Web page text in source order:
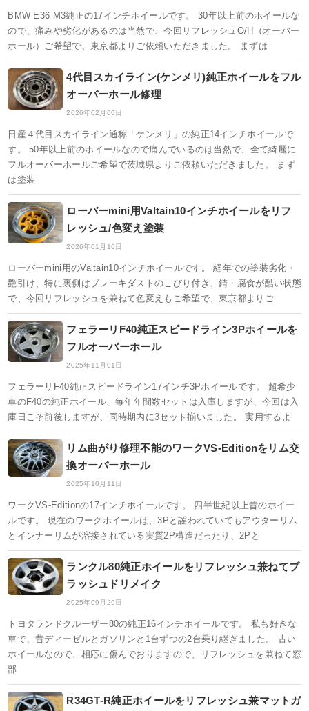
BMW E36 M3純正の17インチホイールです。 30年以上前のホイールな
ので、痛みや劣化があるのは当然で、今回リフレッシュO/H（オーバー
ホール）ご希望で、東京都よりご依頼いただきました。 まずは
4代目スカイライン(ケンメリ)純正ホイールをフル
オーバーホール修理
2026年02月06日
日産４代目スカイライン通称「ケンメリ」の純正14インチホイールで
す。 50年以上前のホイールなので痛んでいるのは当然で、全て綺麗に
フルオーバーホールご希望で茨城県よりご依頼いただきました。 まず
は塗装
ローバーmini用Valtain10インチホイールをリフ
レッシュ/色変え塗装
2026年01月10日
ローバーmini用のValtain10インチホイールです。 経年での塗装劣化・
艶引け、特に裏側はブレーキダストのこびり付き、錆・腐食が酷い状態
で、今回リフレッシュを兼ねて色変えもご希望で、東京都よりご
フェラーリF40純正スピードライン3Pホイールを
フルオーバーホール
2025年11月01日
フェラーリF40純正スピードライン17インチ3Pホイールです。 超希少
車のF40の純正ホイール、毎年年間数セットは入庫しますが、今回は入
庫日こそ前後しますが、同時期内に3セット揃いました。 実用するよ
リム曲がり修理不能のワークVS-Editionをリム交
換オーバーホール
2025年10月11日
ワークVS-Editionの17インチホイールです。 四半世紀以上昔のホイー
ルです。 現在のワークホイールは、3Pと謡われていてもアウターリム
とインナーリムが溶接されている実質2P構造だったり、2Pと
ランクル80純正ホイールをリフレッシュ兼ねてブ
ラッシュドリメイク
2025年09月29日
トヨタランドクルーザー80の純正16インチホイールです。 私も好きな
車で、昔ディーゼルとガソリンと1台ずつの2台乗り継ぎました。 古い
ホイールなので、相応に傷んでおりますので、リフレッシュを兼ねて窓
部
R34GT-R純正ホイールをリフレッシュ兼マットガ